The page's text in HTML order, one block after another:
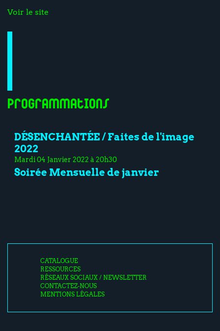
Voir le site
Programmations
DÉSENCHANTÉE / Faites de l'image
2022
Mardi 04 Janvier 2022 à 20h30
Soirée Mensuelle de janvier
CATALOGUE
RESSOURCES
RÉSEAUX SOCIAUX / NEWSLETTER
CONTACTEZ-NOUS
MENTIONS LÉGALES